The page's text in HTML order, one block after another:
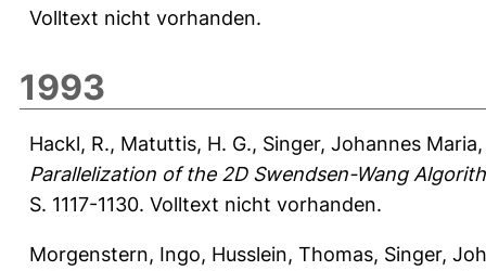
Volltext nicht vorhanden.
1993
Hackl, R., Matuttis, H. G., Singer, Johannes Maria
Parallelization of the 2D Swendsen-Wang
S. 1117-1130. Volltext nicht vorhanden.
Morgenstern, Ingo, Husslein, Thomas, Singer,